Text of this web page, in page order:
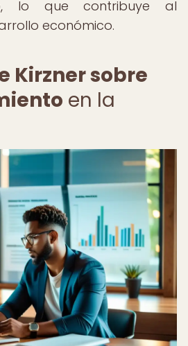
lo que contribuye al
económico.
Kirzner sobre
en la